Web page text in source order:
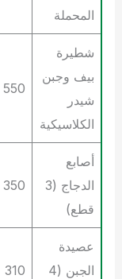
المحملة
شطيرة
بيف وجبن
شيدر
الكلاسيكية
550
أصابع
الدجاج (3
قطع)
350
عصيدة
الجبن (4
310